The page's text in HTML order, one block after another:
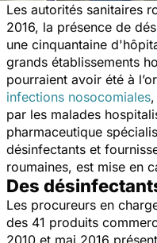
Les autorités sanitaires
2016, la présence de
une cinquantaine
grands établissements
pourraient avoir été à
infections nosocomiales
par les malades
pharmaceutique
désinfectants et
roumaines, est mise en
Des
Les procureurs en
des 41 produits
2010 et mai 2016